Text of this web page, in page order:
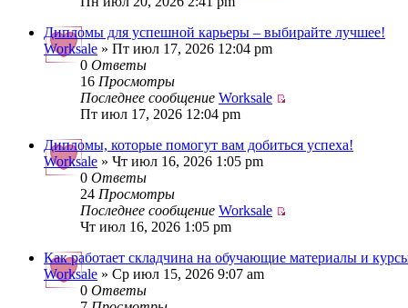
Дипломы для успешной карьеры – выбирайте лучшее!
Worksale » Пт июл 17, 2026 12:04 pm
0 Ответы
16 Просмотры
Последнее сообщение Worksale
Пт июл 17, 2026 12:04 pm
Дипломы, которые помогут вам добиться успеха!
Worksale » Чт июл 16, 2026 1:05 pm
0 Ответы
24 Просмотры
Последнее сообщение Worksale
Чт июл 16, 2026 1:05 pm
Как работает складчина на обучающие материалы и
Worksale » Ср июл 15, 2026 9:07 am
0 Ответы